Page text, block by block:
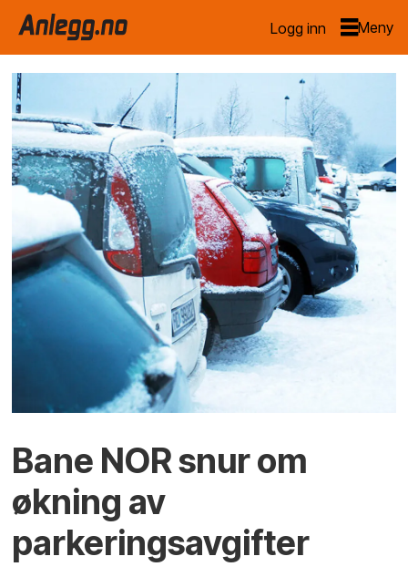
Logg inn
Bane NOR snur om
økning av
parkeringsavgifter